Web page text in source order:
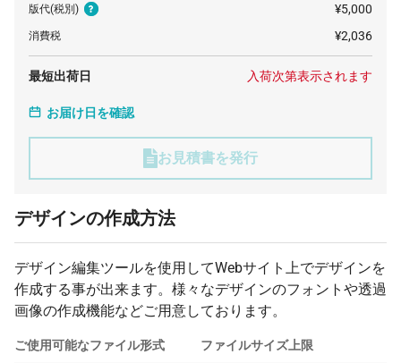
版代(税別) ¥5,000
消費税 ¥2,036
最短出荷日 入荷次第表示されます
お届け日を確認
お見積書を発行
デザインの作成方法
デザイン編集ツールを使用してWebサイト上でデザインを
作成する事が出来ます。様々なデザインのフォントや透過
画像の作成機能などご用意しております。
ご使用可能なファイル形式 ファイルサイズ上限